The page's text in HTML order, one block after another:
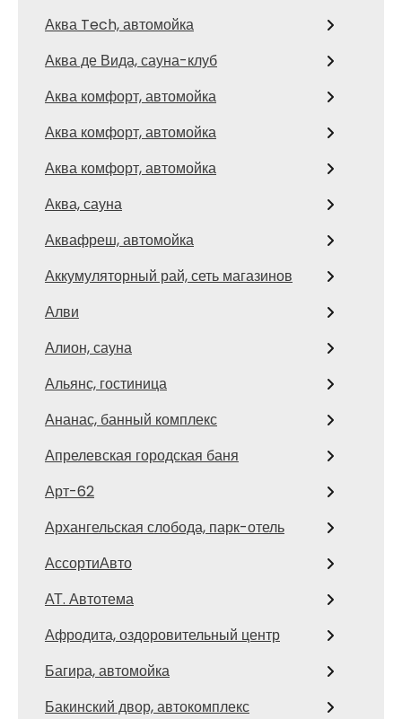
Аква Tech, автомойка
Аква де Вида, сауна-клуб
Аква комфорт, автомойка
Аква комфорт, автомойка
Аква комфорт, автомойка
Аква, сауна
Аквафреш, автомойка
Аккумуляторный рай, сеть магазинов
Алви
Алион, сауна
Альянс, гостиница
Ананас, банный комплекс
Апрелевская городская баня
Арт-62
Архангельская слобода, парк-отель
АссортиАвто
АТ. Автотема
Афродита, оздоровительный центр
Багира, автомойка
Бакинский двор, автокомплекс